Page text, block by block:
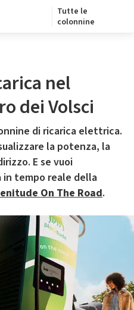
Tutte le
colonnine
nel
dei Volsci
di ricarica elettrica.
la potenza, la
E se vuoi
tempo reale della
On The Road.